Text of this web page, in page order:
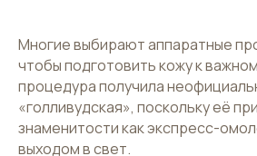
Многие выбирают аппаратные
чтобы подготовить кожу к
процедура получила
«голливудская», поскольку её
знаменитости как экспресс-
выходом в свет.